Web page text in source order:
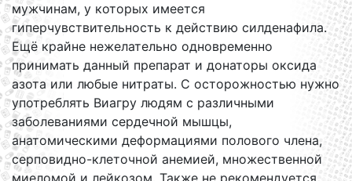
мужчинам, у которых имеется
гиперчувствительность к действию силденафила.
Ещё крайне нежелательно одновременно
принимать данный препарат и донаторы оксида
азота или любые нитраты. C осторожностью нужно
употреблять Виагру людям с различными
заболеваниями сердечной мышцы,
анатомическими деформациями полового члена,
серповидно-клеточной анемией, множественной
миеломой и лейкозом. Также не рекомендуется